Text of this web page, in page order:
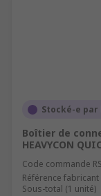
Stocké-e
Boîtier de
HEAVYCON
Code commande RS
Référence fabricant
Sous-total (1 unité)